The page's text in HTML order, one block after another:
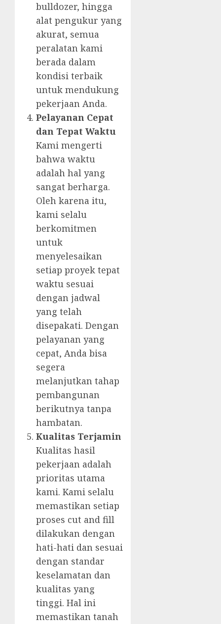
bulldozer, hingga
alat pengukur yang
akurat, semua
peralatan kami
berada dalam
kondisi terbaik
untuk mendukung
pekerjaan Anda.
Pelayanan Cepat
dan Tepat Waktu
Kami mengerti
bahwa waktu
adalah hal yang
sangat berharga.
Oleh karena itu,
kami selalu
berkomitmen
untuk
menyelesaikan
setiap proyek tepat
waktu sesuai
dengan jadwal
yang telah
disepakati. Dengan
pelayanan yang
cepat, Anda bisa
segera
melanjutkan tahap
pembangunan
berikutnya tanpa
hambatan.
Kualitas Terjamin
Kualitas hasil
pekerjaan adalah
prioritas utama
kami. Kami selalu
memastikan setiap
proses cut and fill
dilakukan dengan
hati-hati dan sesuai
dengan standar
keselamatan dan
kualitas yang
tinggi. Hal ini
memastikan tanah